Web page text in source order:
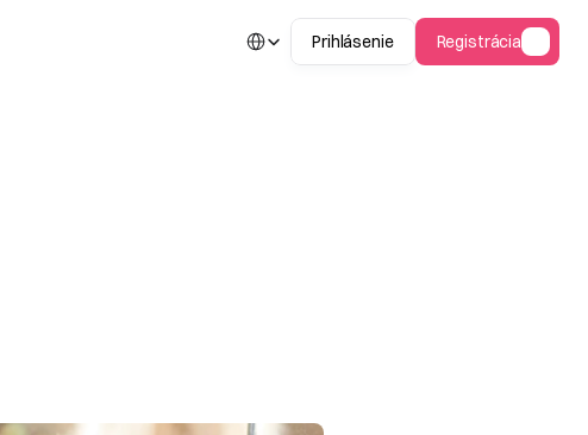
Select Language
Prihlásenie Registrácia